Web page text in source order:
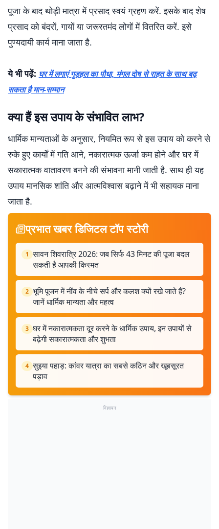
पूजा के बाद थोड़ी मात्रा में प्रसाद स्वयं ग्रहण करें. इसके बाद शेष
प्रसाद को बंदरों, गायों या जरूरतमंद लोगों में वितरित करें. इसे
पुण्यदायी कार्य माना जाता है.
ये भी पढ़ें: घर में लगाएं गुड़हल का पौधा, मंगल दोष से राहत के साथ बढ़
सकता है मान-सम्मान
क्या हैं इस उपाय के संभावित लाभ?
धार्मिक मान्यताओं के अनुसार, नियमित रूप से इस उपाय को करने से
रुके हुए कार्यों में गति आने, नकारात्मक ऊर्जा कम होने और घर में
सकारात्मक वातावरण बनने की संभावना मानी जाती है. साथ ही यह
उपाय मानसिक शांति और आत्मविश्वास बढ़ाने में भी सहायक माना
जाता है.
प्रभात खबर डिजिटल टॉप स्टोरी
1 सावन शिवरात्रि 2026: जब सिर्फ 43 मिनट की पूजा बदल
सकती है आपकी किस्मत
2 भूमि पूजन में नींव के नीचे सर्प और कलश क्यों रखे जाते हैं?
जानें धार्मिक मान्यता और महत्व
3 घर में नकारात्मकता दूर करने के धार्मिक उपाय, इन उपायों से
बढ़ेगी सकारात्मकता और शुभता
4 सुइया पहाड़: कांवर यात्रा का सबसे कठिन और खूबसूरत
पड़ाव
विज्ञापन